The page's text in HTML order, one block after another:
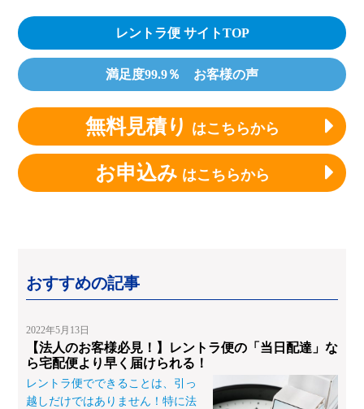
レントラ便 サイトTOP
満足度99.9％ お客様の声
無料見積り はこちらから
お申込み はこちらから
おすすめの記事
2022年5月13日
【法人のお客様必見！】レントラ便の「当日配達」な
ら宅配便より早く届けられる！
レントラ便でできることは、引っ
越しだけではありません！特に法